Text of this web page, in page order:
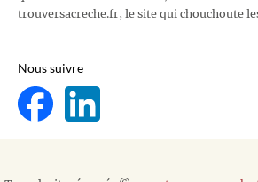
trouversacreche.fr, le site qui chouchoute
Nous suivre